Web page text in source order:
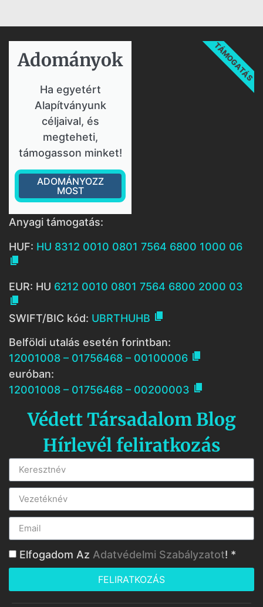
Adományok​
Ha egyetért
Alapítványunk
céljaival, és
megteheti,
támogasson minket!
ADOMÁNYOZZ
MOST
TÁMOGATÁS
Anyagi támogatás:
HUF: HU 8312 0010 0801 7564 6800 1000 06

EUR: HU 6212 0010 0801 7564 6800 2000 03

SWIFT/BIC kód: UBRTHUHB 
Belföldi utalás esetén forintban:
12001008 – 01756468 – 00100006 
euróban:
12001008 – 01756468 – 00200003 
Védett Társadalom Blog
Hírlevél feliratkozás
Elfogadom Az Adatvédelmi Szabályzatot! *
FELIRATKOZÁS